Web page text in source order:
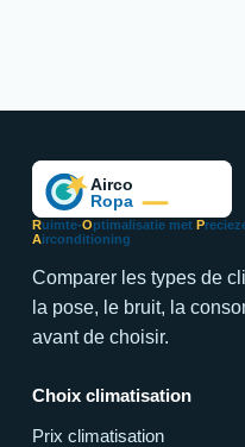
Ruimte-Optimalisatie met P
Airconditioning
Comparer les types de
la pose, le bruit, la
avant de choisir.
Choix climatisation
Prix climatisation